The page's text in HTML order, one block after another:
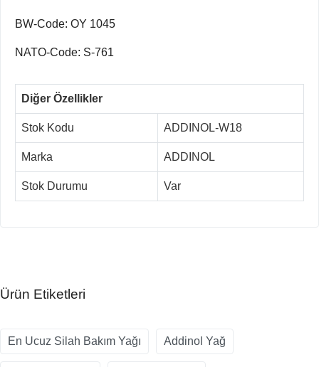
BW-Code: OY 1045
NATO-Code: S-761
Diğer Özellikler
Stok Kodu ADDINOL-W18
Marka ADDINOL
Stok Durumu Var
Ürün Etiketleri
En Ucuz Silah Bakım Yağı Addinol Yağ